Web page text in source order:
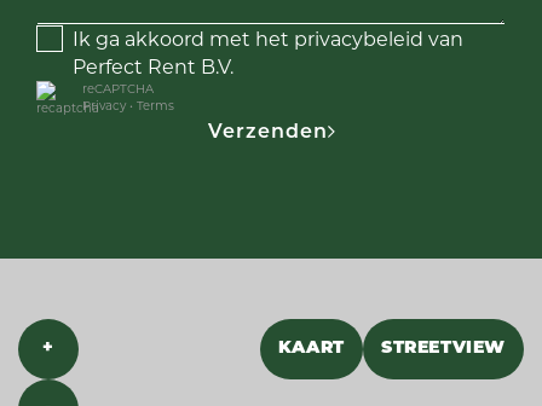
Ik ga akkoord met het privacybeleid van
Perfect Rent B.V.
reCAPTCHA
Privacy • Terms
Verzenden
+ KAART STREETVIEW